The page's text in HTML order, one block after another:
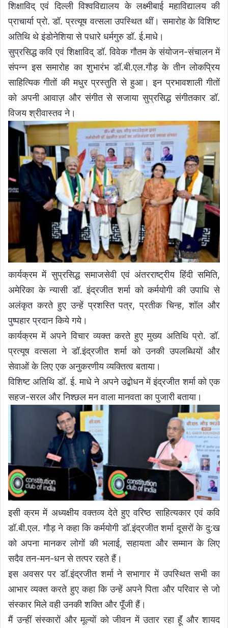
शिक्षाविद् एवं दिल्ली विश्वविद्यालय के लक्ष्मीबाई महाविद्यालय की
प्राचार्या प्रो. डॉ. प्रत्यूष वत्सला उपस्थित थीं। समारोह के विशिष्ट
अतिथि थे इंडोनेशिया से पधारे धर्मगुरु डॉ. ई.माधे।
सुप्रसिद्ध कवि एवं शिक्षाविद् डॉ. विवेक गौतम के संयोजन-संचालन में
संपन्न इस समारोह का शुभारंभ डॉ.बी.एल.गौड़ के तीन लोकप्रिय
साहित्यिक गीतों की मधुर प्रस्तुति से हुआ। इन प्रभावशाली गीतों
को अपनी आवाज़ और संगीत से सजाया सुप्रसिद्ध संगीतकार डॉ.
विजय श्रीवास्तव ने।
कार्यक्रम में सुप्रसिद्ध समाजसेवी एवं अंतरराष्ट्रीय हिंदी समिति,
अमेरिका के न्यासी डॉ. इंद्रजीत शर्मा को कर्मयोगी की उपाधि से
अलंकृत करते हुए उन्हें प्रशस्ति पत्र, प्रतीक चिन्ह, शॉल और
पुष्पहार प्रदान किये गये।
कार्यक्रम में अपने विचार व्यक्त करते हुए मुख्य अतिथि प्रो. डॉ.
प्रत्यूष वत्सला ने डॉ.इंद्रजीत शर्मा को उनकी उपलब्धियों और
सेवाओं के लिए एक अनुकरणीय व्यक्तित्व बताया।
विशिष्ट अतिथि डॉ. ई. माधे ने अपने उद्बोधन में इंद्रजीत शर्मा को एक
सहज-सरल और निश्छल मन वाला मानवता का पुजारी बताया।
इसी क्रम में अध्यक्षीय वक्तव्य देते हुए वरिष्ठ साहित्यकार एवं कवि
डॉ.बी.एल. गौड़ ने कहा कि कर्मयोगी डॉ.इंद्रजीत शर्मा दूसरों के दु:ख
को अपना मानकर लोगों की भलाई, सहायता और सम्मान के लिए
सदैव तन-मन-धन से तत्पर रहते हैं।
इस अवसर पर डॉ.इंद्रजीत शर्मा ने सभागार में उपस्थित सभी का
आभार व्यक्त करते हुए कहा कि उन्हें अपने पिता और परिवार से जो
संस्कार मिले वही उनकी शक्ति और पूॅंजी हैं।
मैं उन्हीं संस्कारों और मूल्यों को जीवन में उतार रहा हूॅं और शायद